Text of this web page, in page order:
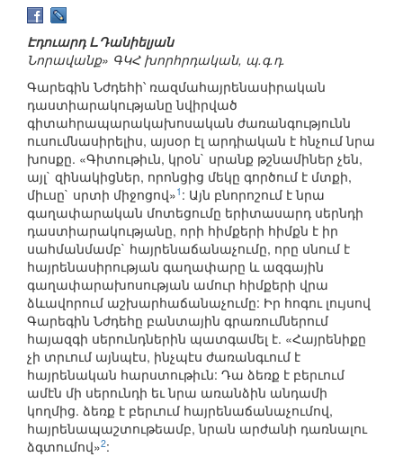
Էդուարդ Լ.Դանիելյան
Նորավանք» ԳԿՀ խորհրդական, պ.գ.դ.
Գարեգին Նժդեհի՝ ռազմահայրենասիրական
դաստիարակությանը նվիրված
գիտահրապարակախոսական ժառանգությունն
ուսումնասիրելիս, այսօր էլ արդիական է հնչում նրա
խոսքը. «Գիտութիւն, կրօն` սրանք թշնամիներ չեն,
այլ` զինակիցներ, որոնցից մեկը գործում է մտքի,
միւսը` սրտի միջոցով»1 : Այն բնորոշում է նրա
գաղափարական մոտեցումը երիտասարդ սերնդի
դաստիարակությանը, որի հիմքերի հիմքն է իր
սահմանմամբ` հայրենաճանաչումը, որը սնում է
հայրենասիրության գաղափարը և ազգային
գաղափարախոսության ամուր հիմքերի վրա
ձևավորում աշխարհաճանաչումը: Իր հոգու լույսով
Գարեգին Նժդեհը բանտային գրառումներում
հայազգի սերունդներին պատգամել է. «Հայրենիքը
չի տրւում այնպէս, ինչպէս ժառանգւում է
հայրենական հարստութիւն: Դա ձեռք է բերւում
ամէն մի սերունդի եւ նրա առանձին անդամի
կողմից. ձեռք է բերւում հայրենաճանաչումով,
հայրենապաշտութեամբ, նրան արժանի դառնալու
ձգտումով»2: